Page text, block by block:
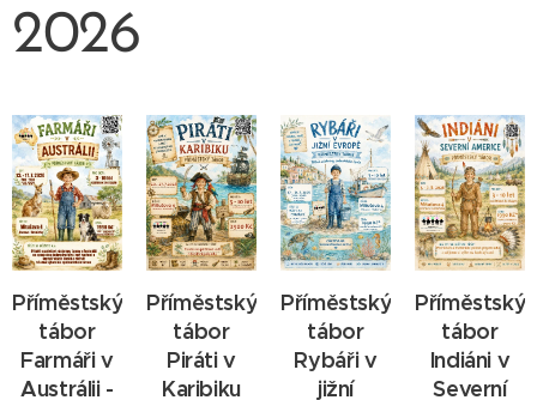
2026
Příměstský
tábor
Farmáři v
Austrálii -
Příměstský
tábor
Piráti v
Karibiku
Příměstský
tábor
Rybáři v
jižní
Příměstský
tábor
Indiáni v
Severní